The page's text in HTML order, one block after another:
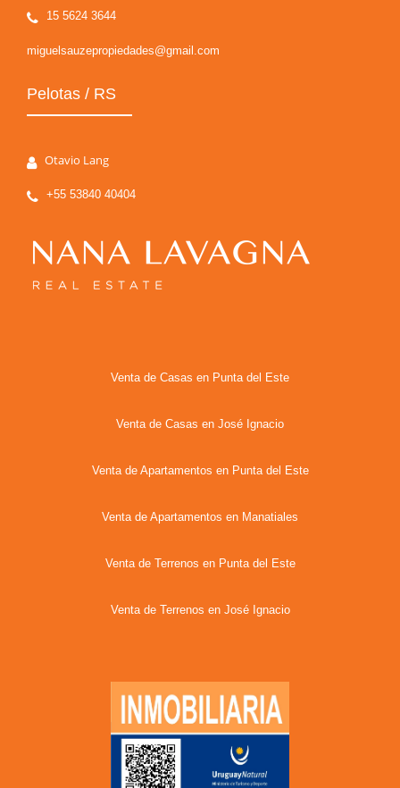
15 5624 3644
miguelsauzepropiedades@gmail.com
Pelotas / RS
Otavio Lang
+55 53840 40404
Venta de Casas en Punta del Este
Venta de Casas en José Ignacio
Venta de Apartamentos en Punta del Este
Venta de Apartamentos en Manatiales
Venta de Terrenos en Punta del Este
Venta de Terrenos en José Ignacio